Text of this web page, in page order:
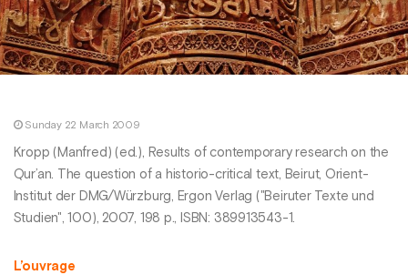
Sunday 22 March 2009
Kropp (Manfred) (ed.), Results of contemporary research on the
Qur’an. The question of a historio-critical text, Beirut, Orient-
Institut der DMG/Würzburg, Ergon Verlag ("Beiruter Texte und
Studien", 100), 2007, 198 p., ISBN: 389913543-1.
L’ouvrage